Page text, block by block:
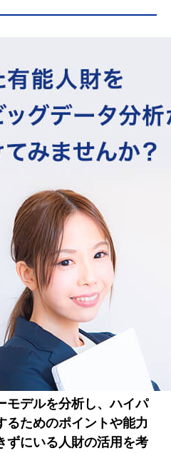
モデルを分析し、ハイパ
るためのポイントや能力
ずにいる人財の活用を考